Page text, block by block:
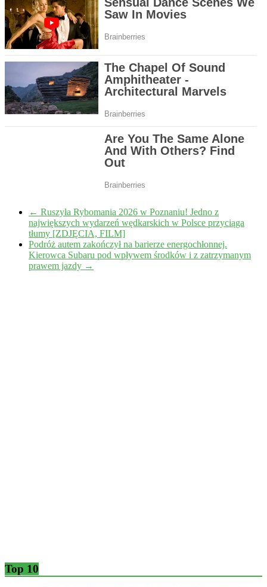
← Ruszyła Rybomania 2026 w Poznaniu! Jedno z
największych wydarzeń wędkarskich w Polsce przyciąga
tłumy [ZDJĘCIA, FILM]
Podróż autem zakończył na barierze energochłonnej.
Kierowca Subaru pod wpływem środków i z zatrzymanym
prawem jazdy →
Top 10